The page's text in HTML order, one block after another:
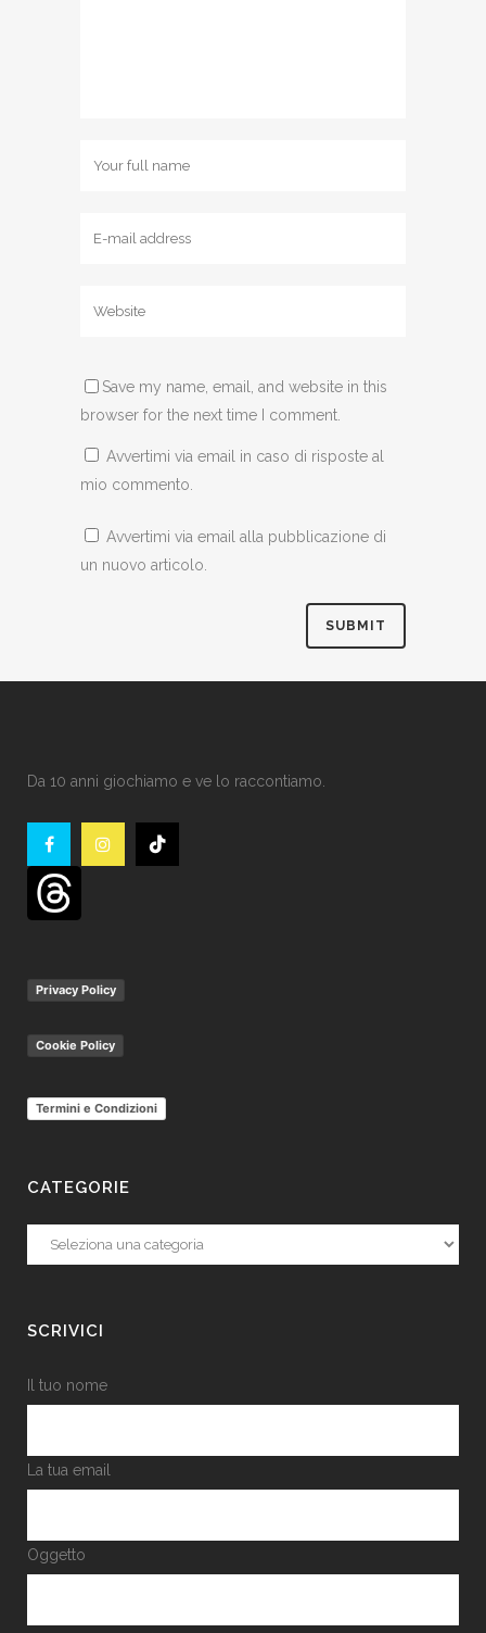
Save my name, email, and website in this
browser for the next time I comment.
Avvertimi via email in caso di risposte al
mio commento.
Avvertimi via email alla pubblicazione di
un nuovo articolo.
Da 10 anni giochiamo e ve lo raccontiamo.
Privacy Policy
Cookie Policy
Termini e Condizioni
CATEGORIE
Categorie
SCRIVICI
Il tuo nome
La tua email
Oggetto